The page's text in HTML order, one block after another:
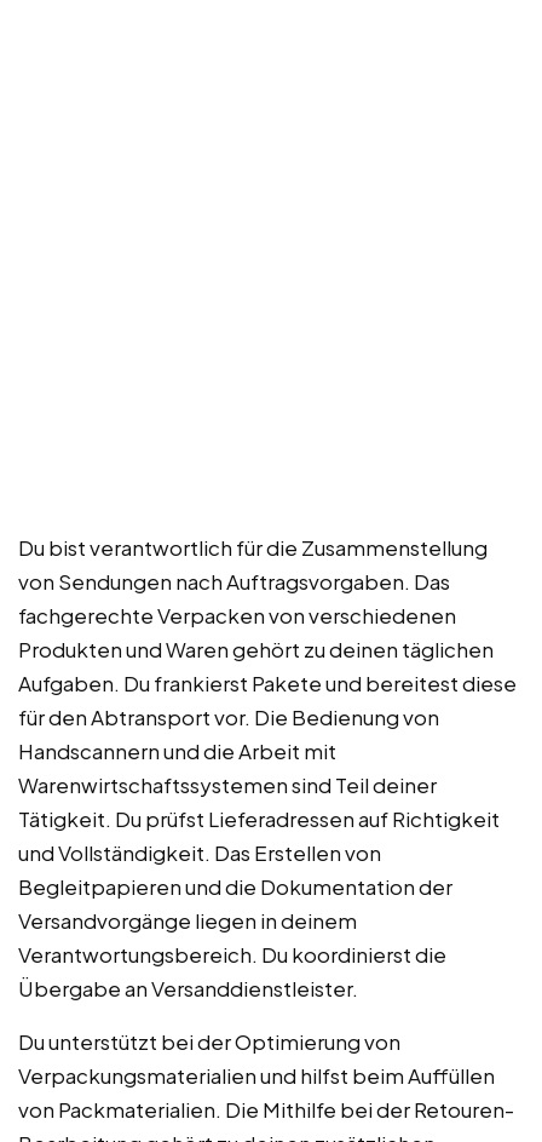
Du bist verantwortlich für die Zusammenstellung
von Sendungen nach Auftragsvorgaben. Das
fachgerechte Verpacken von verschiedenen
Produkten und Waren gehört zu deinen täglichen
Aufgaben. Du frankierst Pakete und bereitest diese
für den Abtransport vor. Die Bedienung von
Handscannern und die Arbeit mit
Warenwirtschaftssystemen sind Teil deiner
Tätigkeit. Du prüfst Lieferadressen auf Richtigkeit
und Vollständigkeit. Das Erstellen von
Begleitpapieren und die Dokumentation der
Versandvorgänge liegen in deinem
Verantwortungsbereich. Du koordinierst die
Übergabe an Versanddienstleister.
Du unterstützt bei der Optimierung von
Verpackungsmaterialien und hilfst beim Auffüllen
von Packmaterialien. Die Mithilfe bei der Retouren-